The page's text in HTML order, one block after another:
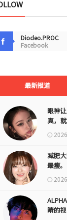
Diodeo.PROC
Facebook
最新报道
眼神
真，
减肥
最瘦。
睛的